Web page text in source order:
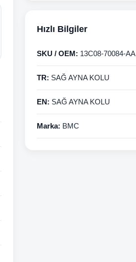
Hızlı Bilgiler
SKU / OEM: 13C08-70084-AA
TR: SAĞ AYNA KOLU
EN: SAĞ AYNA KOLU
Marka: BMC